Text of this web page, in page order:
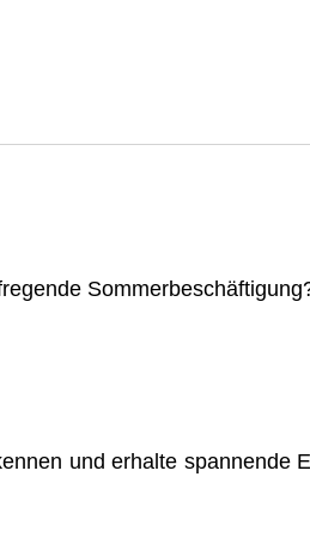
und erhalte spannende